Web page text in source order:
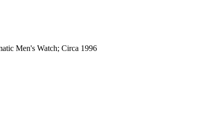
Men's Watch; Circa 1996
turned bezel